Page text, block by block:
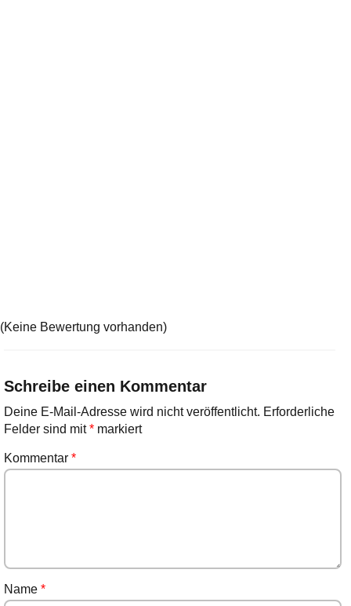
(Keine Bewertung vorhanden)
Schreibe einen Kommentar
Deine E-Mail-Adresse wird nicht veröffentlicht. Erforderliche
Felder sind mit*markiert
Kommentar *
Name *